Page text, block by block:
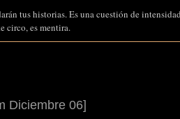
tus historias. Es una cuestión de
circo, es mentira.
Diciembre 06]